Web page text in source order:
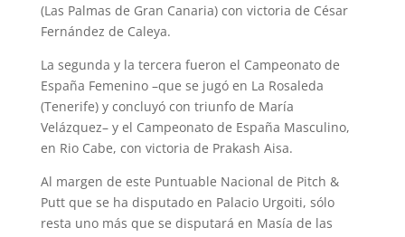
(Las Palmas de Gran Canaria) con victoria de César
Fernández de Caleya.
La segunda y la tercera fueron el Campeonato de
España Femenino –que se jugó en La Rosaleda
(Tenerife) y concluyó con triunfo de María
Velázquez– y el Campeonato de España Masculino,
en Rio Cabe, con victoria de Prakash Aisa.
Al margen de este Puntuable Nacional de Pitch &
Putt que se ha disputado en Palacio Urgoiti, sólo
resta uno más que se disputará en Masía de las